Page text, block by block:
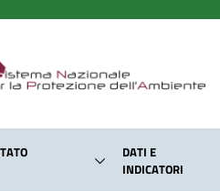
DATI E
INDICATORI